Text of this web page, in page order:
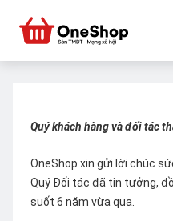
Quý khách hàng và đối tác
OneShop xin gửi lời chúc
Quý Đối tác đã tin tưởng,
suốt 6 năm vừa qua.